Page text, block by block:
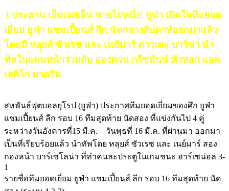
3 ประสาน เอ็มเอสเอ็น หายไปหนึ่ง! ยูฟ่า เปิดโผทีมยอด
เยี่ยม ยูฟ่า แชมเปี้ยนส์ ลีก นัดกลางสัปดาห์ออกมาแล้ว
โดยมี หลุยส์ ซัวเรซ และ เนย์มาร์ ดาวเตะ บาร์ซ่า นำ
ทัพในแดนหน้าร่วมกับ อองตวน กรีซมันน์ หัวหอก แอต
เลติโก มาดริด
สหพันธ์ฟุตบอลยุโรป (ยูฟ่า) ประกาศทีมยอดเยี่ยมของศึก ยูฟ่า
แชมเปี้ยนส์ ลีก รอบ 16 ทีมสุดท้าย นัดสอง ที่แข่งกันไป 4 คู่
ระหว่างวันอังคารที่15 มี.ค. – วันพุธที่ 16 มี.ค. ที่ผ่านมา ออกมา
เป็นที่เรียบร้อยแล้ว นำทัพโดย หลุยส์ ซัวเรซ และ เนย์มาร์ สอง
กองหน้า บาร์เซโลน่า ที่ทำคนละประตูในเกมชนะ อาร์เซน่อล 3-
1
รายชื่อทีมยอดเยี่ยม ยูฟ่า แชมเปี้ยนส์ ลีก รอบ 16 ทีมสุดท้าย นัด